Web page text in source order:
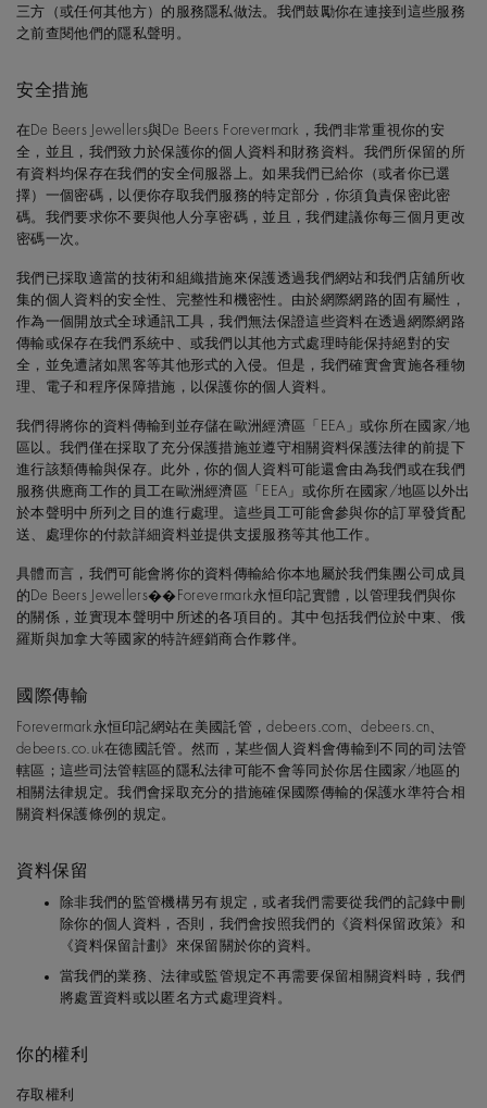
三方（或任何其他方）的服務隱私做法。我們鼓勵你在連接到這些服務
之前查閱他們的隱私聲明。
安全措施
在De Beers Jewellers與De Beers Forevermark，我們非常重視你的安
全，並且，我們致力於保護你的個人資料和財務資料。我們所保留的所
有資料均保存在我們的安全伺服器上。如果我們已給你（或者你已選
擇）一個密碼，以便你存取我們服務的特定部分，你須負責保密此密
碼。我們要求你不要與他人分享密碼，並且，我們建議你每三個月更改
密碼一次。
我們已採取適當的技術和組織措施來保護透過我們網站和我們店舖所收
集的個人資料的安全性、完整性和機密性。由於網際網路的固有屬性，
作為一個開放式全球通訊工具，我們無法保證這些資料在透過網際網路
傳輸或保存在我們系統中、或我們以其他方式處理時能保持絕對的安
全，並免遭諸如黑客等其他形式的入侵。但是，我們確實會實施各種物
理、電子和程序保障措施，以保護你的個人資料。
我們得將你的資料傳輸到並存儲在歐洲經濟區「EEA」或你所在國家/地
區以。我們僅在採取了充分保護措施並遵守相關資料保護法律的前提下
進行該類傳輸與保存。此外，你的個人資料可能還會由為我們或在我們
服務供應商工作的員工在歐洲經濟區「EEA」或你所在國家/地區以外出
於本聲明中所列之目的進行處理。這些員工可能會參與你的訂單發貨配
送、處理你的付款詳細資料並提供支援服務等其他工作。
具體而言，我們可能會將你的資料傳輸給你本地屬於我們集團公司成員
的De Beers Jewellers��Forevermark永恒印記實體，以管理我們與你
的關係，並實現本聲明中所述的各項目的。其中包括我們位於中東、俄
羅斯與加拿大等國家的特許經銷商合作夥伴。
國際傳輸
Forevermark永恒印記網站在美國託管，debeers.com、debeers.cn、
debeers.co.uk在德國託管。然而，某些個人資料會傳輸到不同的司法管
轄區；這些司法管轄區的隱私法律可能不會等同於你居住國家/地區的
相關法律規定。我們會採取充分的措施確保國際傳輸的保護水準符合相
關資料保護條例的規定。
資料保留
除非我們的監管機構另有規定，或者我們需要從我們的記錄中刪
除你的個人資料，否則，我們會按照我們的《資料保留政策》和
《資料保留計劃》來保留關於你的資料。
當我們的業務、法律或監管規定不再需要保留相關資料時，我們
將處置資料或以匿名方式處理資料。
你的權利
存取權利